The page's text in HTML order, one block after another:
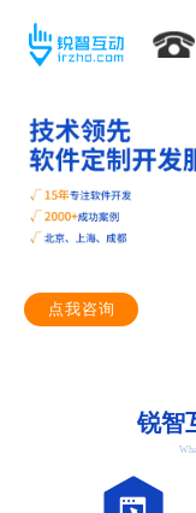
点我咨询
锐智